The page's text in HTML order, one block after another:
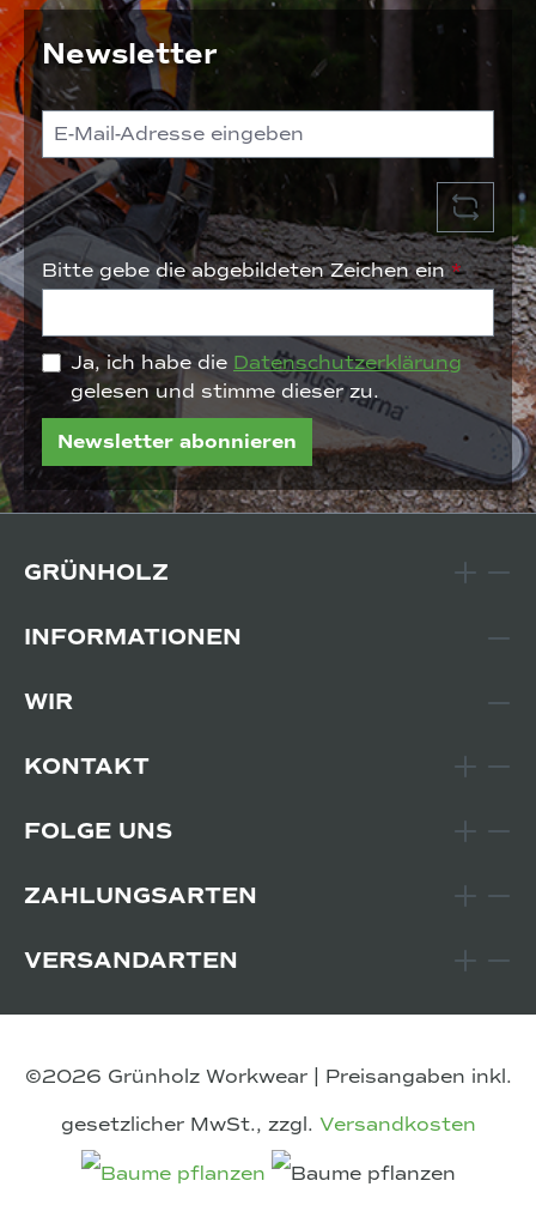
Newsletter
Bitte gebe die abgebildeten Zeichen ein*
Ja, ich habe die Datenschutzerklärung
gelesen und stimme dieser zu.
Newsletter abonnieren
GRÜNHOLZ
INFORMATIONEN
WIR
KONTAKT
FOLGE UNS
ZAHLUNGSARTEN
VERSANDARTEN
©2026 Grünholz Workwear | Preisangaben inkl.
gesetzlicher MwSt., zzgl. Versandkosten